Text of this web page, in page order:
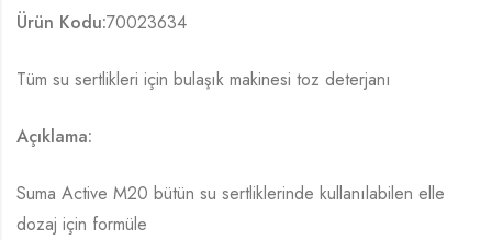
Ürün Kodu:70023634
Tüm su sertlikleri için bulaşık makinesi toz deterjanı
Açıklama:
Suma Active M20 bütün su sertliklerinde kullanılabilen elle
dozaj için formüle